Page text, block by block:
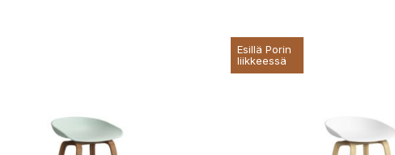
Esillä Porin
liikkeessä